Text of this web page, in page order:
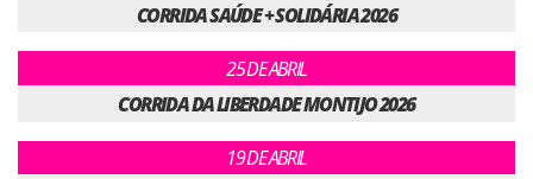
CORRIDA SAÚDE + SOLIDÁRIA 2026
25 DE ABRIL
CORRIDA DA LIBERDADE MONTIJO 2026
19 DE ABRIL